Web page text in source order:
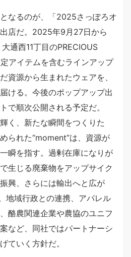
なるのが、「2025さっぽろオ
店だ。2025年9月27日から
通西11丁目のPRECIOUS
アイテムを含むラインアップ
資源から生まれたウェアを、
ける。今後のポップアップ出
で順次公開される予定だ。
く、新たな瞬間をつくりた
られた“moment”は、資源が
瞬を指す。過剰在庫になりが
生じる廃棄物をアップサイク
興、さらには輸出へと広が
地域行政との連携、アパレル
酪農関連企業や農協のユニフ
など、同社ではパートナーシ
ていく方針だ。